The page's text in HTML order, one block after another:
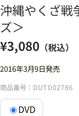
沖縄やくざ戦
ズ＞
¥3,080 （税込）
2016年3月9日発売
商品番号： DUTD02786
DVD